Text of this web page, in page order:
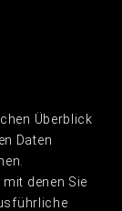
Überblick
Daten
denen Sie